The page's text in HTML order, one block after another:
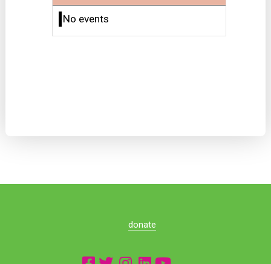
No events
donate